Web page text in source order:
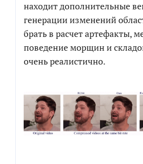
находит дополнительные
генерации изменений
брать в расчет артефакты,
поведение морщин и
очень реалистично.